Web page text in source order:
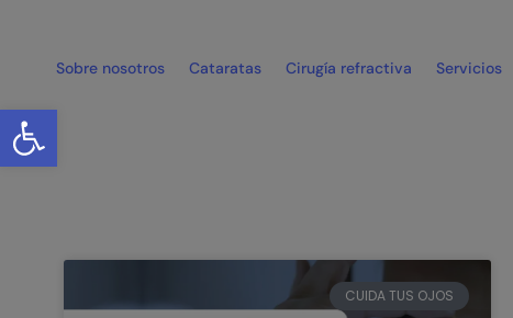
Abrir barra de herramientas
Sobre nosotros Cataratas Cirugía refractiva Servicios
CUIDA TUS OJOS